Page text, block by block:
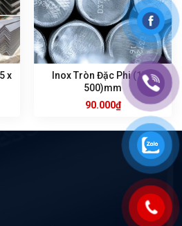
x
Inox Tròn Đặc Phi (17 x
500)mm
90.000₫